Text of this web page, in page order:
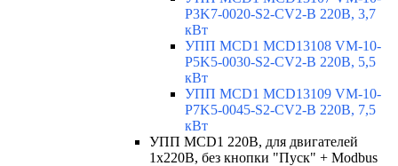
P3K7-0020-S2-CV2-B 220В, 3,7
кВт
УПП MCD1 MCD13108 VM-10-
P5K5-0030-S2-CV2-B 220В, 5,5
кВт
УПП MCD1 MCD13109 VM-10-
P7K5-0045-S2-CV2-B 220В, 7,5
кВт
УПП MCD1 220В, для двигателей
1х220В, без кнопки "Пуск" + Modbus